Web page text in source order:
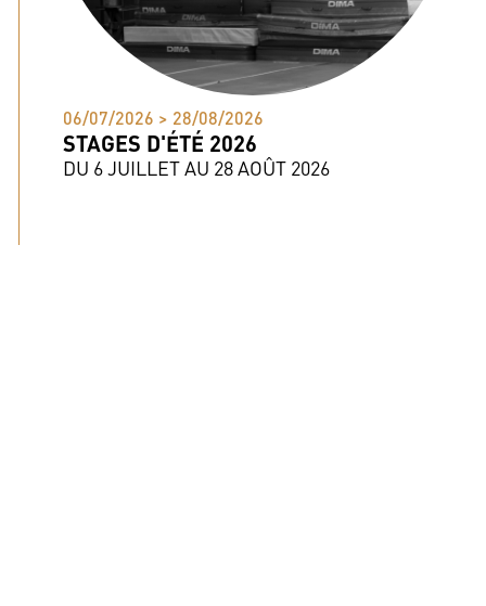
06/07/2026 > 28/08/2026
STAGES D'ÉTÉ 2026
DU 6 JUILLET AU 28 AOÛT 2026